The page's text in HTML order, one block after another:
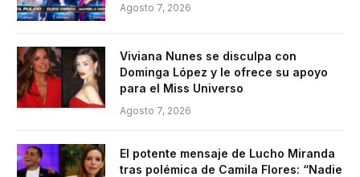
Agosto 7, 2026
Viviana Nunes se disculpa con
Dominga López y le ofrece su apoyo
para el Miss Universo
Agosto 7, 2026
El potente mensaje de Lucho Miranda
tras polémica de Camila Flores: “Nadie